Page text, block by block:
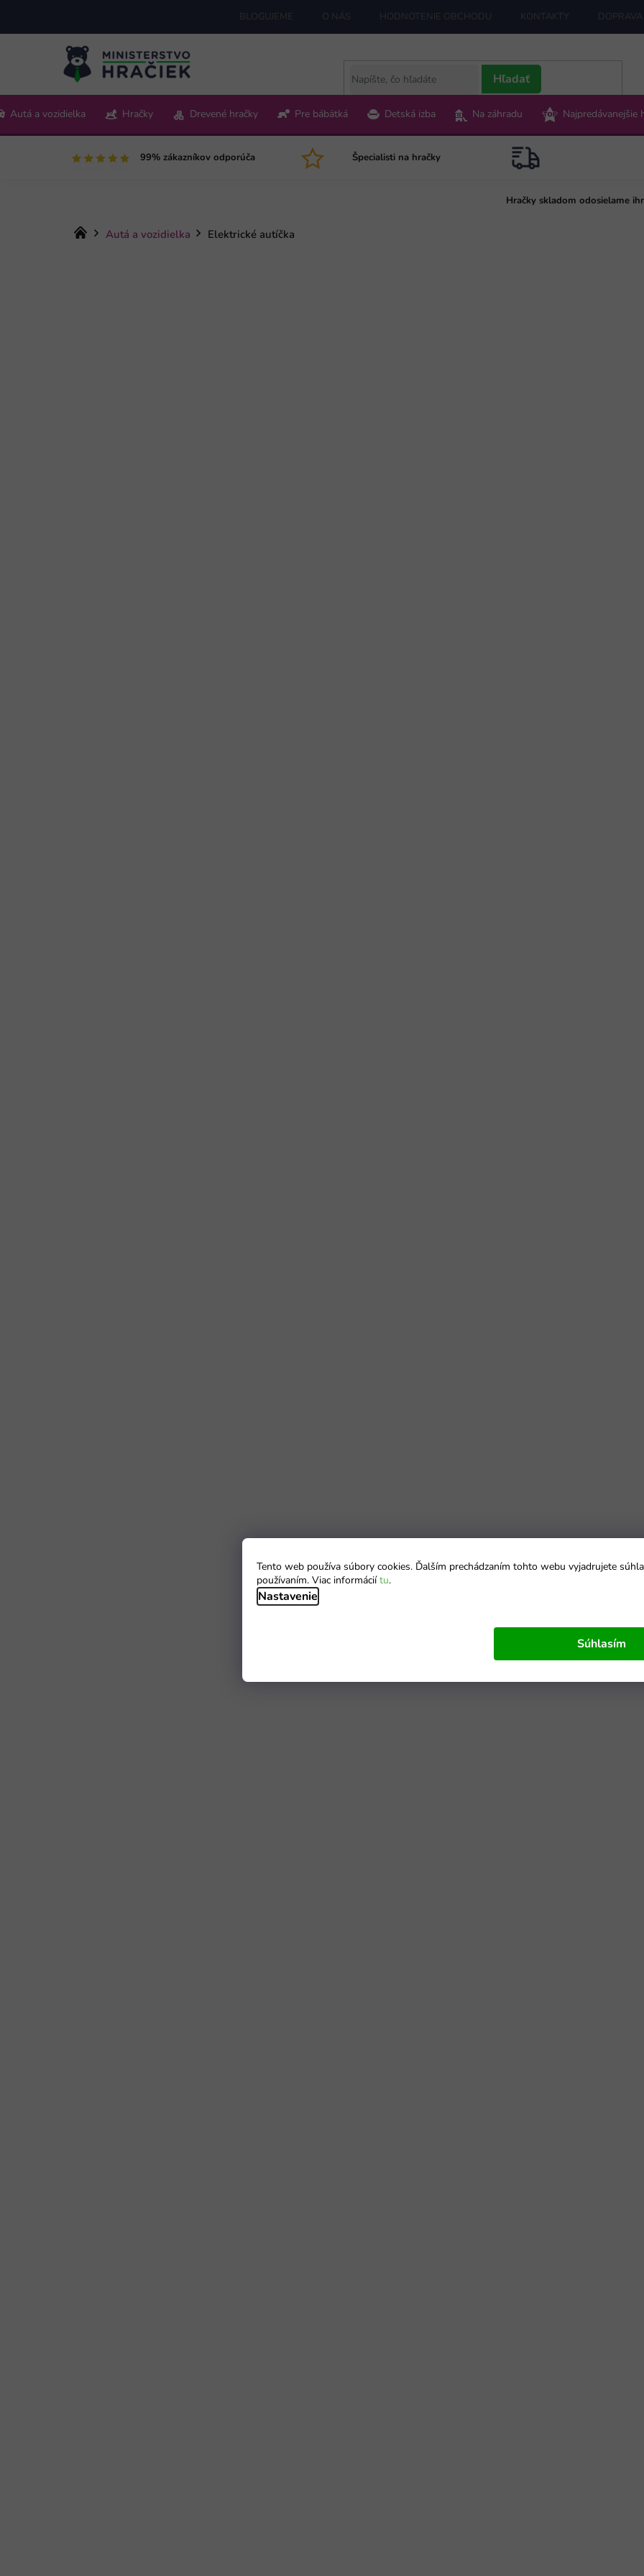
Tento web používa súbory cookies. Ďalším prechádzaním tohto webu vyjadrujete
používaním. Viac informáciítu.
Nastavenie
Súhlasím
obsah
BLOGUJEME O NÁS HODNOTENIE OBCHODU KONTAKTY
Pon-Pia 9:00-15:00
Hľadať
Autá a vozidielka Hračky Drevené hračky Pre bábätká Detská izba Na záhradu Najpredávanejšie
99% zákazníkov odporúča Špecialisti na hračky
Hračky skladom odosielame
Domov
Autá a vozidielka Elektrické autíčka